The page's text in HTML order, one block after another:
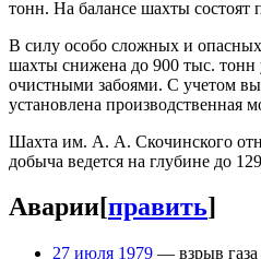
тонн. На балансе шахты
В силу особо сложных и
шахты снижена до 900 тыс. тонн
очистными забоями. С учетом
установлена производственная
Шахта им. А. А. Скочинского
добыча ведется на глубине до
Аварии[править]
27 июля 1979 — взрыв газа